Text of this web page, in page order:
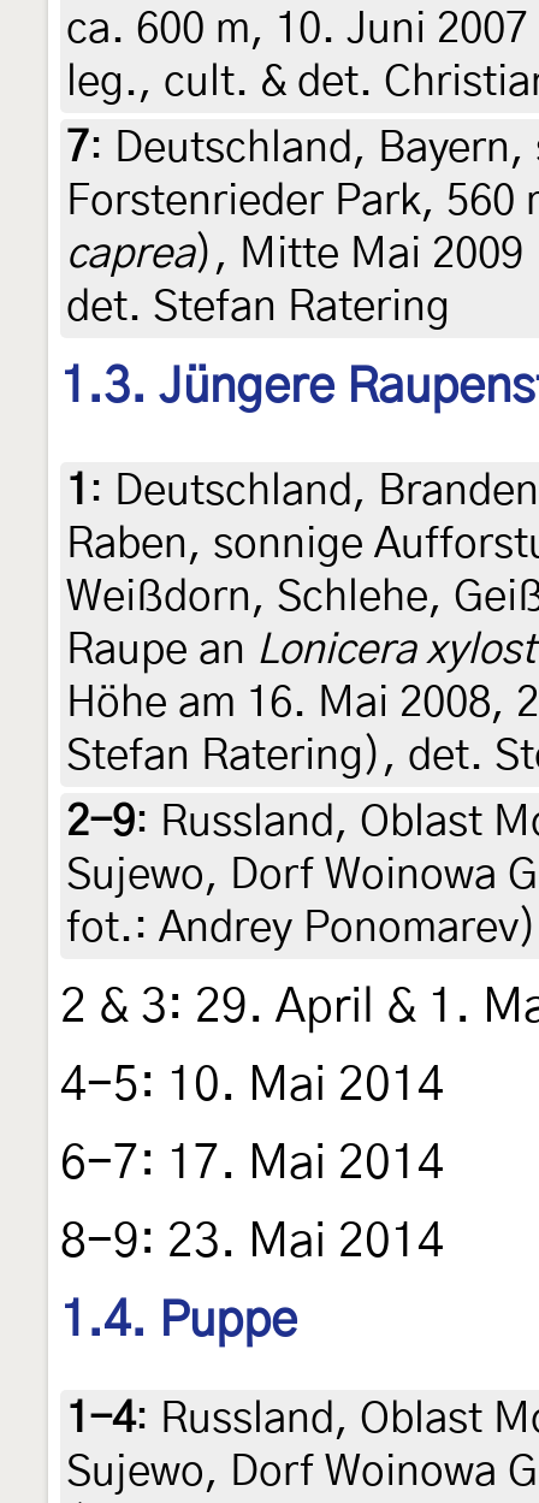
ca. 600 m, 10. Juni
leg., cult. & det.
7: Deutschland,
Forstenrieder Park, 560
caprea), Mitte Mai 2009
det. Stefan Ratering
1.3. Jüngere
1 : Deutschland,
Raben, sonnige
Weißdorn, Schlehe,
Raupe an Lonicera
Höhe am 16. Mai 2008,
Stefan Ratering), det.
2-9: Russland, Oblast
Sujewo, Dorf Woinowa
fot.: Andrey
2 & 3: 29. April & 1.
4-5: 10. Mai 2014
6-7: 17. Mai 2014
8-9: 23. Mai 2014
1.4. Puppe
1-4: Russland, Oblast
Sujewo, Dorf Woinowa